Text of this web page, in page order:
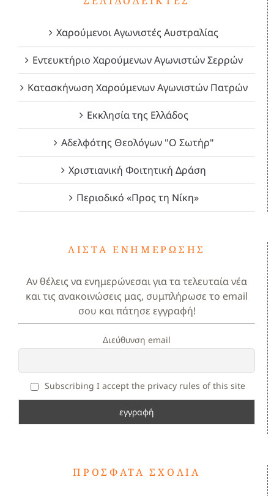
Χαρούμενοι Αγωνιστές Αυστραλίας
Εντευκτήριο Χαρούμενων Αγωνιστών Σερρών
Κατασκήνωση Χαρούμενων Αγωνιστών Πατρών
Εκκλησία της Ελλάδος
Αδελφότης Θεολόγων "Ο Σωτήρ"
Χριστιανική Φοιτητική Δράση
Περιοδικό «Προς τη Νίκη»
ΛΊΣΤΑ ΕΝΗΜΈΡΩΣΗΣ
Αν θέλεις να ενημερώνεσαι για τα τελευταία νέα
και τις ανακοινώσεις μας, συμπλήρωσε το email
σου και πάτησε εγγραφή!
Διεύθυνση email
Subscribing I accept the privacy rules of this site
ΠΡΌΣΦΑΤΑ ΣΧΌΛΙΑ